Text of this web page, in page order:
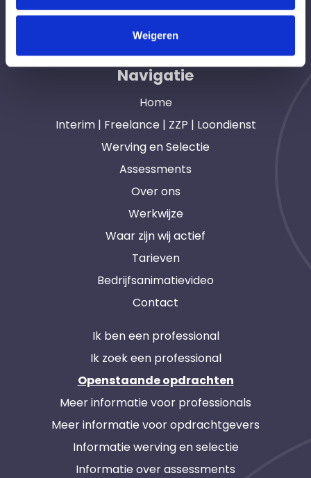
Weigeren
opdrachtgevers en interim, freelance en ZZP
professionals in heel Nederland. Ook loondienst.
Navigatie
Home
Interim | Freelance | ZZP | Loondienst
Werving en Selectie
Assessments
Over ons
Werkwijze
Waar zijn wij actief
Tarieven
Bedrijfsanimatievideo
Contact
Ik ben een professional
Ik zoek een professional
Openstaande opdrachten
Meer informatie voor professionals
Meer informatie voor opdrachtgevers
Informatie werving en selectie
Informatie over assessments